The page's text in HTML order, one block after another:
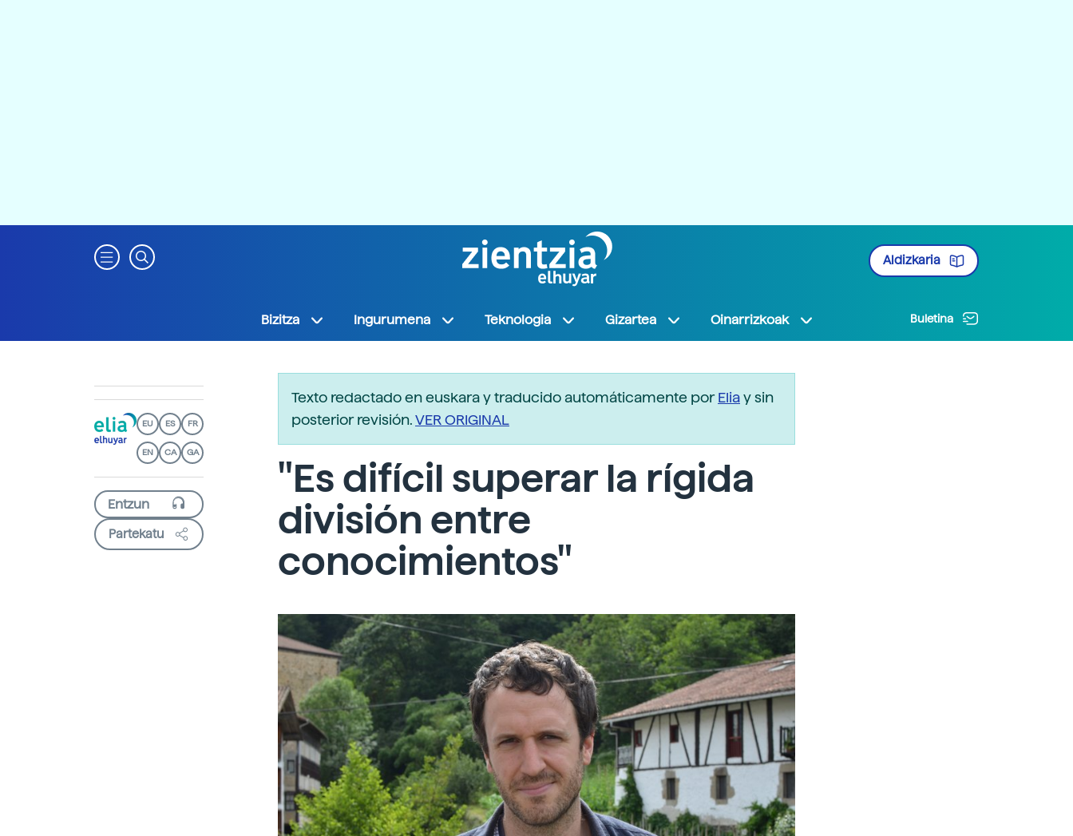
Aldizkaria
Bizitza Ingurumena Teknologia Gizartea Oinarrizkoak Buletina
EU ES FR
EN CA GA
Partekatu
Texto redactado en euskara y traducido automáticamente porEliay sin
posterior revisión.VER ORIGINAL
"Es difícil superar la rígida
división entre
conocimientos"